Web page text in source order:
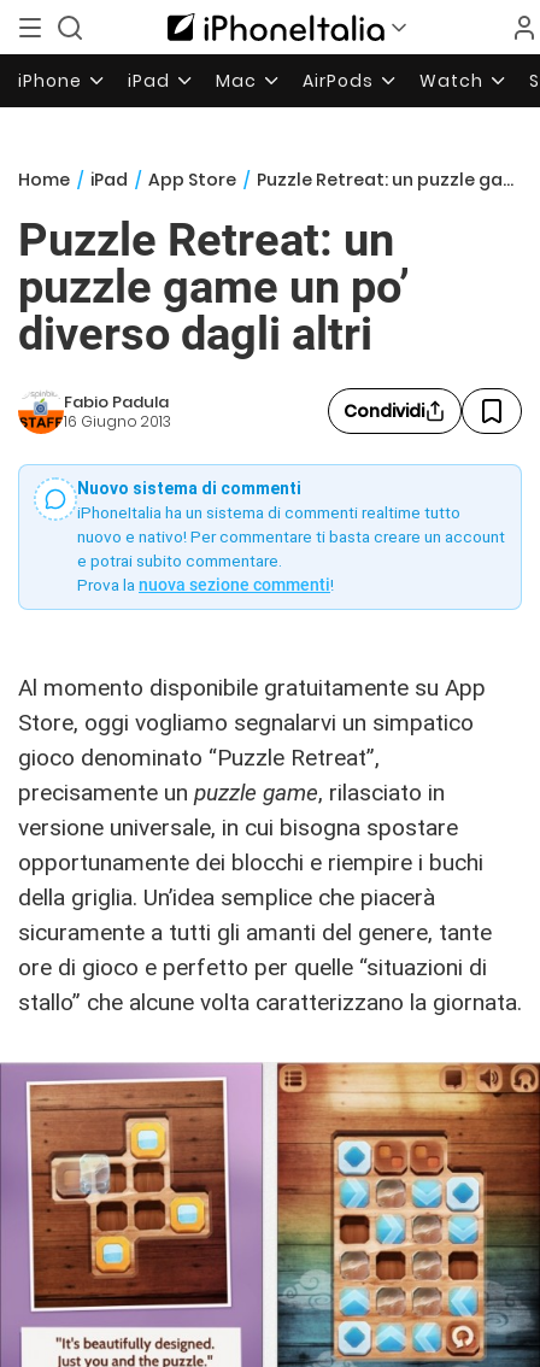
iPhone iPad Mac AirPods Watch
Home / iPad / App Store / Puzzle Retreat: un puzzle game un po’ diverso dagli altri
Puzzle Retreat: un
puzzle game un po’
diverso dagli altri
Fabio Padula
16 Giugno 2013 Condividi
Nuovo sistema di commenti
iPhoneItalia ha un sistema di commenti realtime tutto
nuovo e nativo! Per commentare ti basta creare un account
e potrai subito commentare.
Prova la nuova sezione commenti!
Al momento disponibile gratuitamente su App
Store, oggi vogliamo segnalarvi un simpatico
gioco denominato “Puzzle Retreat”,
precisamente un puzzle game, rilasciato in
versione universale, in cui bisogna spostare
opportunamente dei blocchi e riempire i buchi
della griglia. Un’idea semplice che piacerà
sicuramente a tutti gli amanti del genere, tante
ore di gioco e perfetto per quelle “situazioni di
stallo” che alcune volta caratterizzano la giornata.